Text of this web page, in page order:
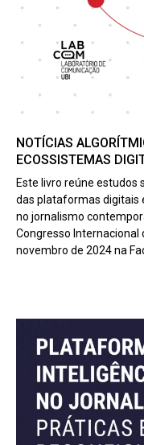
NOTÍCIAS
ECOSSISTEMAS
Este livro reúne estudos
das plataformas digitais
no jornalismo
Congresso Internacional
novembro de 2024 na